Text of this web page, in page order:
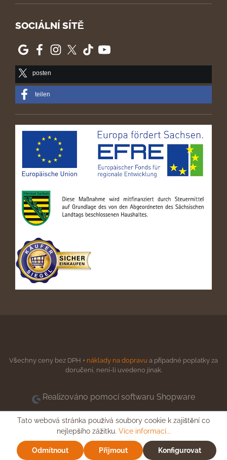
SOCIÁLNÍ SÍTĚ
posten
teilen
Všechny ceny bez DPH + náklady na dopravu a případné poplatky za
doručení, není-li uvedeno jinak.
Realizováno pomocí softwaru Shopware
Tato webová stránka používá soubory cookie k zajištění co
nejlepšího zážitku. Více informací...
Odmítnout Přijmout Konfigurovat